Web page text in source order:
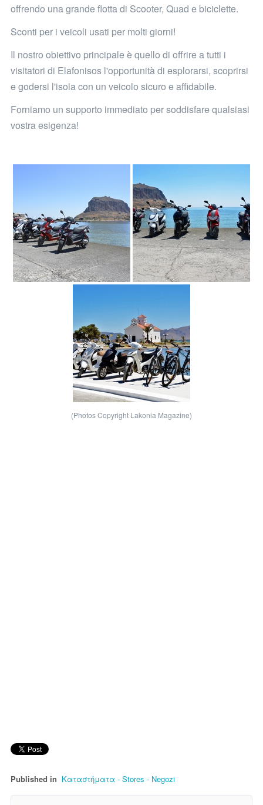
offrendo una grande flotta di Scooter, Quad e biciclette.
Sconti per i veicoli usati per molti giorni!
Il nostro obiettivo principale è quello di offrire a tutti i
visitatori di Elafonisos l'opportunità di esplorarsi, scoprirsi
e godersi l'isola con un veicolo sicuro e affidabile.
Forniamo un supporto immediato per soddisfare qualsiasi
vostra esigenza!
(Photos Copyright Lakonia Magazine)
Published in Καταστήματα - Stores - Νegozi